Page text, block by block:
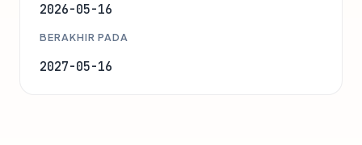
2026-05-16
BERAKHIR PADA
2027-05-16